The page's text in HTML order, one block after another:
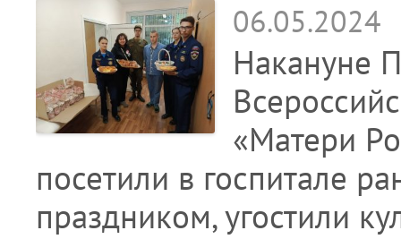
06.05.2024
Накануне
«Матери
посетили в госпитале
праздником, угостили